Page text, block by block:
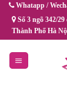
ChuyểnWhatapp /
Số 3 ngõ 342/
Thành Phố Hà